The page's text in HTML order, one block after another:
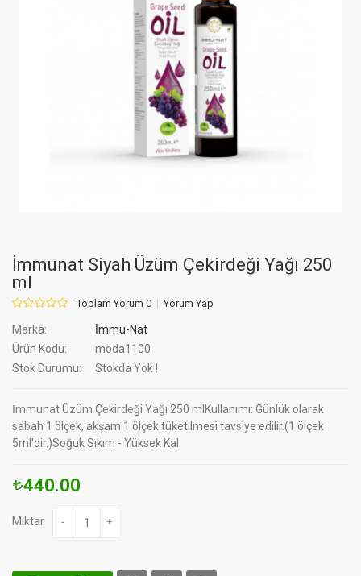
İmmunat Siyah Üzüm Çekirdeği Yağı 250
ml
Toplam Yorum 0 Yorum Yap
Marka:
İmmu-Nat
Ürün Kodu:
moda1100
Stok Durumu:
Stokda Yok !
İmmunat Üzüm Çekirdeği Yağı 250 mlKullanımı: Günlük olarak
sabah 1 ölçek, akşam 1 ölçek tüketilmesi tavsiye edilir.(1 ölçek
5ml'dir.)Soğuk Sıkım - Yüksek Kal
440.00
Miktar - +